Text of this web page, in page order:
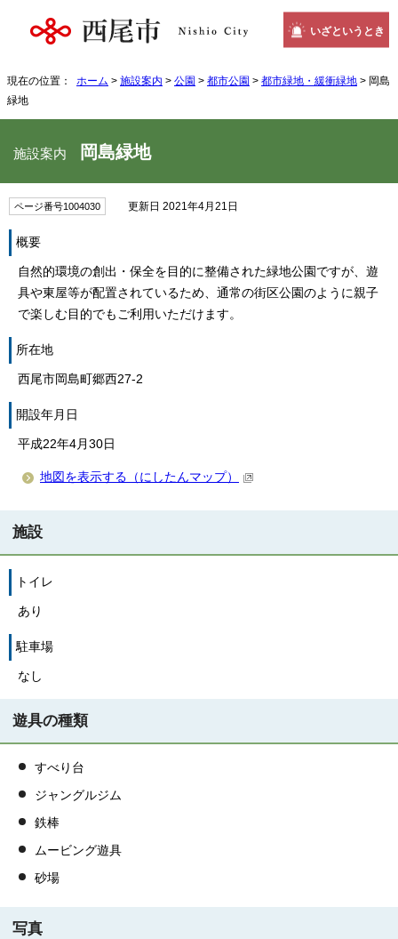
いざというとき
現在の位置： ホーム > 施設案内 > 公園 > 都市公園 > 都市緑地・緩衝緑地 > 岡島
緑地
施設案内 岡島緑地
ページ番号1004030 更新日 2021年4月21日
概要
自然的環境の創出・保全を目的に整備された緑地公園ですが、遊
具や東屋等が配置されているため、通常の街区公園のように親子
で楽しむ目的でもご利用いただけます。
所在地
西尾市岡島町郷西27-2
開設年月日
平成22年4月30日
地図を表示する（にしたんマップ）
施設
トイレ
あり
駐車場
なし
遊具の種類
すべり台
ジャングルジム
鉄棒
ムービング遊具
砂場
写真